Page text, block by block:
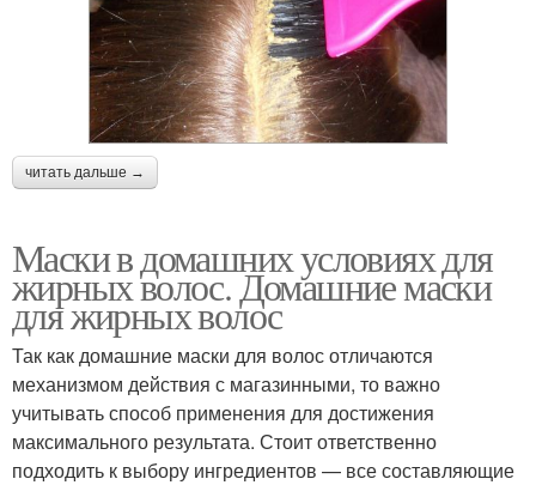
читать дальше →
Маски в домашних условиях для
жирных волос. Домашние маски
для жирных волос
Так как домашние маски для волос отличаются
механизмом действия с магазинными, то важно
учитывать способ применения для достижения
максимального результата. Стоит ответственно
подходить к выбору ингредиентов — все составляющие